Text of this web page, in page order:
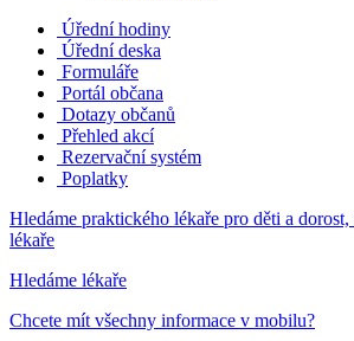
Úřední hodiny
Úřední deska
Formuláře
Portál občana
Dotazy občanů
Přehled akcí
Rezervační systém
Poplatky
Hledáme praktického lékaře pro děti a
lékaře
Hledáme lékaře
Chcete mít všechny informace v mobilu?